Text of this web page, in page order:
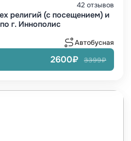
42 отзывов
религий (с посещением) и
г. Иннополис
Автобусная
2600₽ 3399₽